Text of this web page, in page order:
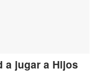
a jugar a Hijos